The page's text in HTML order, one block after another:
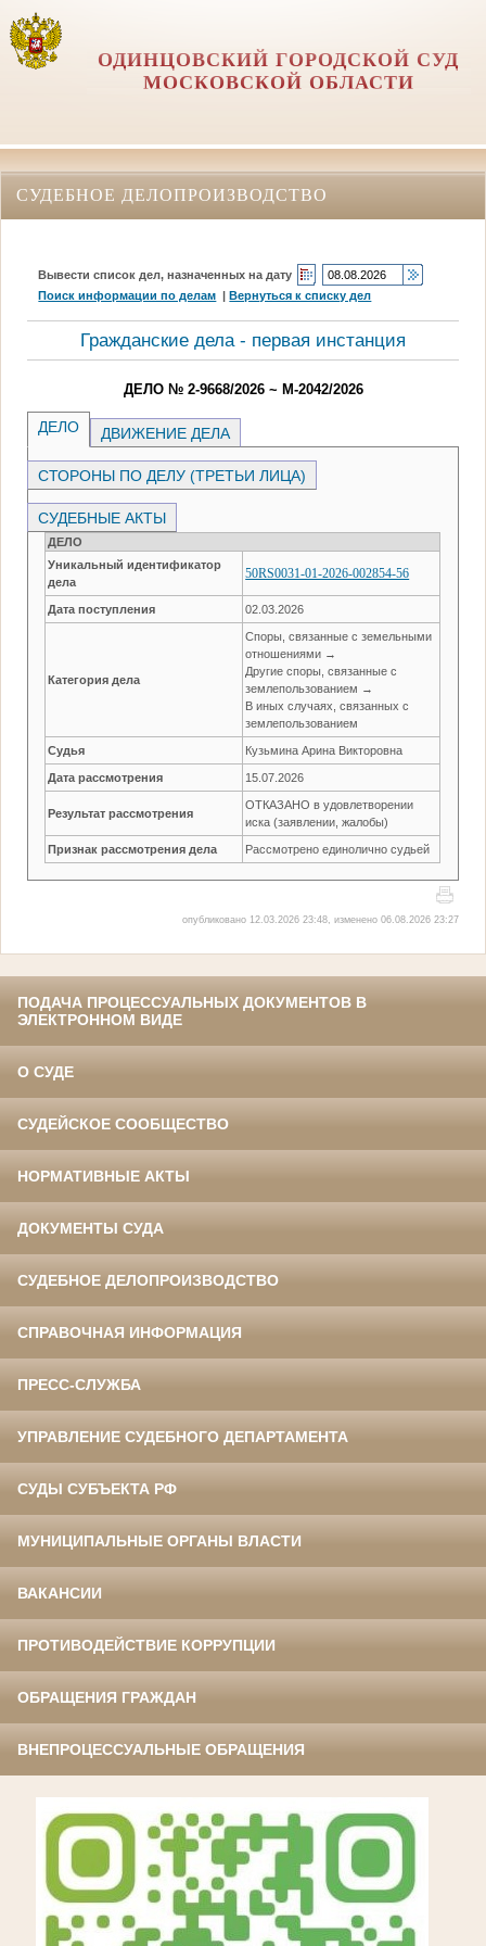
ОДИНЦОВСКИЙ ГОРОДСКОЙ СУД
МОСКОВСКОЙ ОБЛАСТИ
СУДЕБНОЕ ДЕЛОПРОИЗВОДСТВО
Вывести список дел, назначенных на дату
Поиск информации по делам |Вернуться к списку дел
Гражданские дела - первая инстанция
ДЕЛО № 2-9668/2026 ~ М-2042/2026
ДЕЛО ДВИЖЕНИЕ ДЕЛА
СТОРОНЫ ПО ДЕЛУ (ТРЕТЬИ ЛИЦА)
СУДЕБНЫЕ АКТЫ
ДЕЛО
Уникальный идентификатор
дела
50RS0031-01-2026-002854-56
Дата поступления 02.03.2026
Категория дела
Споры, связанные с земельными
отношениями →
Другие споры, связанные с
землепользованием →
В иных случаях, связанных с
землепользованием
Судья Кузьмина Арина Викторовна
Дата рассмотрения 15.07.2026
Результат рассмотрения
ОТКАЗАНО в удовлетворении
иска (заявлении, жалобы)
Признак рассмотрения дела Рассмотрено единолично судьей
опубликовано 12.03.2026 23:48, изменено 06.08.2026 23:27
ПОДАЧА ПРОЦЕССУАЛЬНЫХ ДОКУМЕНТОВ В
ЭЛЕКТРОННОМ ВИДЕ
О СУДЕ
СУДЕЙСКОЕ СООБЩЕСТВО
НОРМАТИВНЫЕ АКТЫ
ДОКУМЕНТЫ СУДА
СУДЕБНОЕ ДЕЛОПРОИЗВОДСТВО
СПРАВОЧНАЯ ИНФОРМАЦИЯ
ПРЕСС-СЛУЖБА
УПРАВЛЕНИЕ СУДЕБНОГО ДЕПАРТАМЕНТА
СУДЫ СУБЪЕКТА РФ
МУНИЦИПАЛЬНЫЕ ОРГАНЫ ВЛАСТИ
ВАКАНСИИ
ПРОТИВОДЕЙСТВИЕ КОРРУПЦИИ
ОБРАЩЕНИЯ ГРАЖДАН
ВНЕПРОЦЕССУАЛЬНЫЕ ОБРАЩЕНИЯ